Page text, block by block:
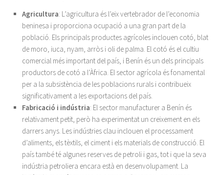
Agricultura: L’agricultura és l’eix vertebrador de l’economia
beninesa i proporciona ocupació a una gran part de la
població. Els principals productes agrícoles inclouen cotó, blat
de moro, iuca, nyam, arròs i oli de palma. El cotó és el cultiu
comercial més important del país, i Benín és un dels principals
productors de cotó a l’Àfrica. El sector agrícola és fonamental
per a la subsistència de les poblacions rurals i contribueix
significativament a les exportacions del país.
Fabricació i indústria: El sector manufacturer a Benín és
relativament petit, però ha experimentat un creixement en els
darrers anys. Les indústries clau inclouen el processament
d’aliments, els tèxtils, el ciment i els materials de construcció. El
país també té algunes reserves de petroli i gas, tot i que la seva
indústria petroliera encara està en desenvolupament. La